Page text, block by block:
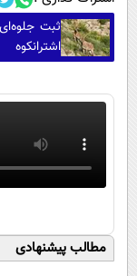
ثبت
اشترانکوه
مطالب پیشنهادی